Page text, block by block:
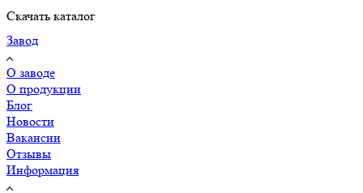
Скачать каталог
Завод
О заводе
О продукции
Блог
Новости
Вакансии
Отзывы
Информация